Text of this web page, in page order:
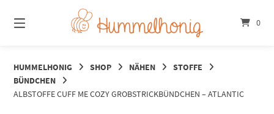
zum
Inhalt
0
HUMMELHONIG SHOP NÄHEN
STOFFE
BÜNDCHEN
ALBSTOFFE CUFF ME COZY GROBSTRICKBÜNDCHEN – ATLANTIC